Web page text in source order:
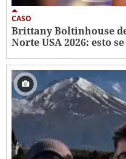
CASO
Brittany Boltinhouse
Norte USA 2026: esto